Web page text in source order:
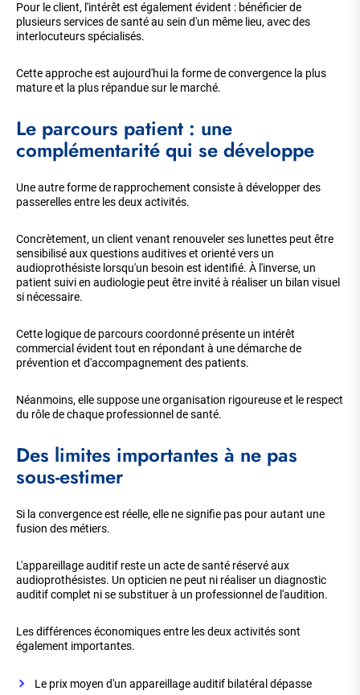
Pour le client, l'intérêt est également évident : bénéficier de
plusieurs services de santé au sein d'un même lieu, avec des
interlocuteurs spécialisés.
Cette approche est aujourd'hui la forme de convergence la plus
mature et la plus répandue sur le marché.
Le parcours patient : une
complémentarité qui se développe
Une autre forme de rapprochement consiste à développer des
passerelles entre les deux activités.
Concrètement, un client venant renouveler ses lunettes peut être
sensibilisé aux questions auditives et orienté vers un
audioprothésiste lorsqu'un besoin est identifié. À l'inverse, un
patient suivi en audiologie peut être invité à réaliser un bilan visuel
si nécessaire.
Cette logique de parcours coordonné présente un intérêt
commercial évident tout en répondant à une démarche de
prévention et d'accompagnement des patients.
Néanmoins, elle suppose une organisation rigoureuse et le respect
du rôle de chaque professionnel de santé.
Des limites importantes à ne pas
sous-estimer
Si la convergence est réelle, elle ne signifie pas pour autant une
fusion des métiers.
L'appareillage auditif reste un acte de santé réservé aux
audioprothésistes. Un opticien ne peut ni réaliser un diagnostic
auditif complet ni se substituer à un professionnel de l'audition.
Les différences économiques entre les deux activités sont
également importantes.
Le prix moyen d'un appareillage auditif bilatéral dépasse